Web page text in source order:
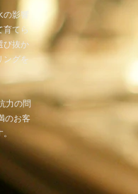
影響
育てら
び抜か
ングを
力の問
のお客